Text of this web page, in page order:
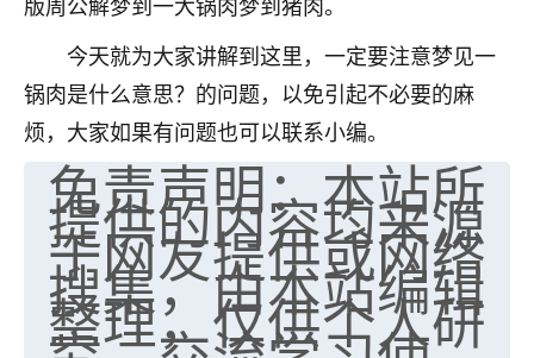
今天就为大家讲解到这里，一定要注意梦见一
锅肉是什么意思？的问题，以免引起不必要的麻
烦，大家如果有问题也可以联系小编。
免责声明：本站所
提供的内容均来源
于网友提供或网络
搜集，由本站编辑
整理，仅供个人研
青春168
我也想要，我也想要！
2天前 来自山西 15
Jessica李
老师做不做超度法事？我想给我奶奶做超度，她今年
刚去世了。
七零老顽童：我母亲前年离世，刚开始我经常
做梦梦见她，后来也是朋友介绍，找到慧来老
师，安排了超度法事，做梦再也没有梦到过